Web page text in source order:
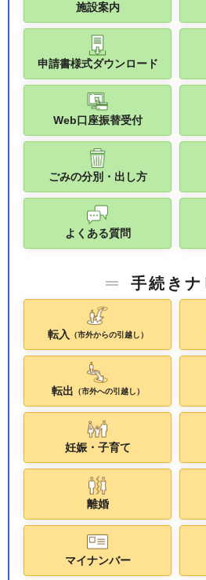
施設案内
申請書様式ダウンロード
Web口座振替受付
ごみの分別・出し方
よくある質問
手続きナ
転入 （市外からの引越し）
転出 （市外への引越し）
妊娠・子育て
離婚
マイナンバー